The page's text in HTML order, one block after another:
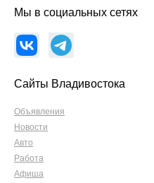
Мы в социальных сетях
Сайты Владивостока
Объявления
Новости
Авто
Работа
Афиша